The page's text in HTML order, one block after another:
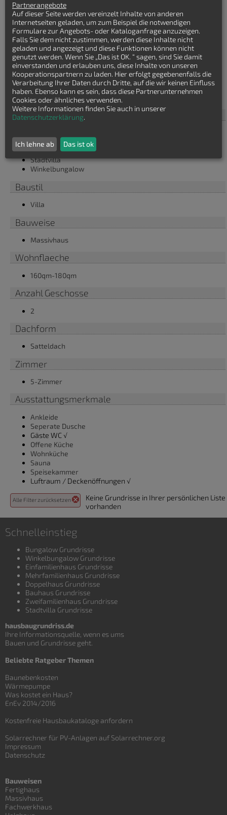
Häuser finden
Villa
Haustyp
Bungalow
Einfamilienhaus
Stadtvilla
Winkelbungalow
Baustil
Villa
Bauweise
Massivhaus
Wohnflaeche
160qm-180qm
Anzahl Geschosse
2
Dachform
Satteldach
Zimmer
5-Zimmer
Ausstattungsmerkmale
Ankleide
Seperate Dusche
Gäste WC √
Offene Küche
Wohnküche
Sauna
Speisekammer
Luftraum / Deckenöffnungen √
Alle Filter zurücksetzen
Keine Grundrisse in Ihrer persönlichen Liste
vorhanden
Schnelleinstieg
Bungalow Grundrisse
Winkelbungalow Grundrisse
Einfamilienhaus Grundrisse
Mehrfamilienhaus Grundrisse
Doppelhaus Grundrisse
Bauhaus Grundrisse
Zweifamilienhaus Grundrisse
Stadtvilla Grundrisse
hausbaugrundriss.de
Ihre Informationsquelle, wenn es ums
Bauen und Grundrisse geht.
Beliebte Ratgeber Themen
Baunebenkosten
Wärmepumpe
Was kostet ein Haus?
EnEv 2014/2016
Kostenfreie Hausbaukataloge anfordern
Solarrechner für PV-Anlagen auf Solarrechner.org
Impressum
Datenschutz
Bauweisen
Fertighaus
Massivhaus
Fachwerkhaus
Partnerangebote
Auf dieser Seite werden vereinzelt Inhalte von anderen
Internetseiten geladen, um zum Beispiel die notwendigen
Formulare zur Angebots- oder Kataloganfrage anzuzeigen.
Falls Sie dem nicht zustimmen, werden diese Inhalte nicht
geladen und angezeigt und diese Funktionen können nicht
genutzt werden. Wenn Sie „Das ist OK. “ sagen, sind Sie damit
einverstanden und erlauben uns, diese Inhalte von unseren
Kooperationspartnern zu laden. Hier erfolgt gegebenenfalls die
Verarbeitung Ihrer Daten durch Dritte, auf die wir keinen Einfluss
haben. Ebenso kann es sein, dass diese Partnerunternehmen
Cookies oder ähnliches verwenden.
Weitere Informationen finden Sie auch in unserer
Datenschutzerklärung.
Ich lehne ab Das ist ok